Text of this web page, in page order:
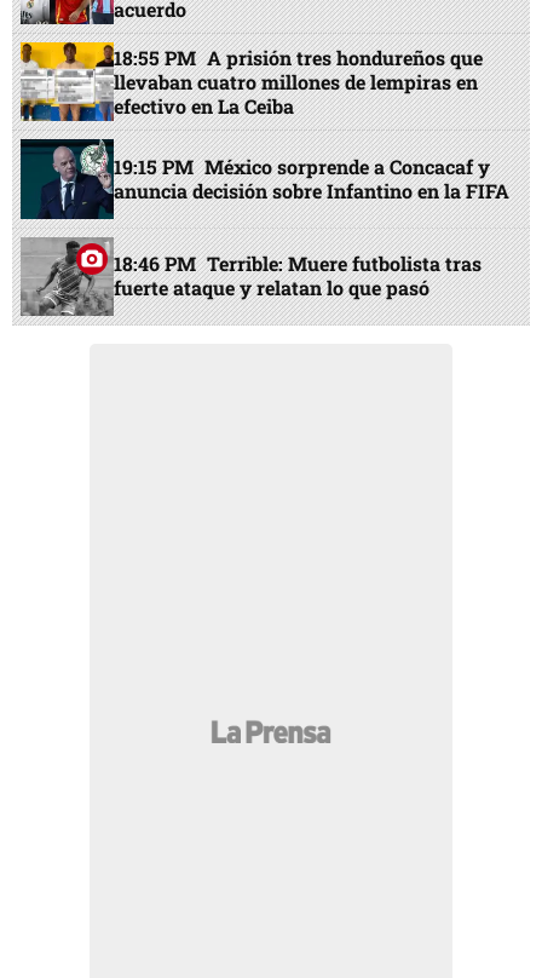
acuerdo
18:55 PM A prisión tres hondureños que
llevaban cuatro millones de lempiras en
efectivo en La Ceiba
19:15 PM México sorprende a Concacaf y
anuncia decisión sobre Infantino en la FIFA
18:46 PM Terrible: Muere futbolista tras
fuerte ataque y relatan lo que pasó